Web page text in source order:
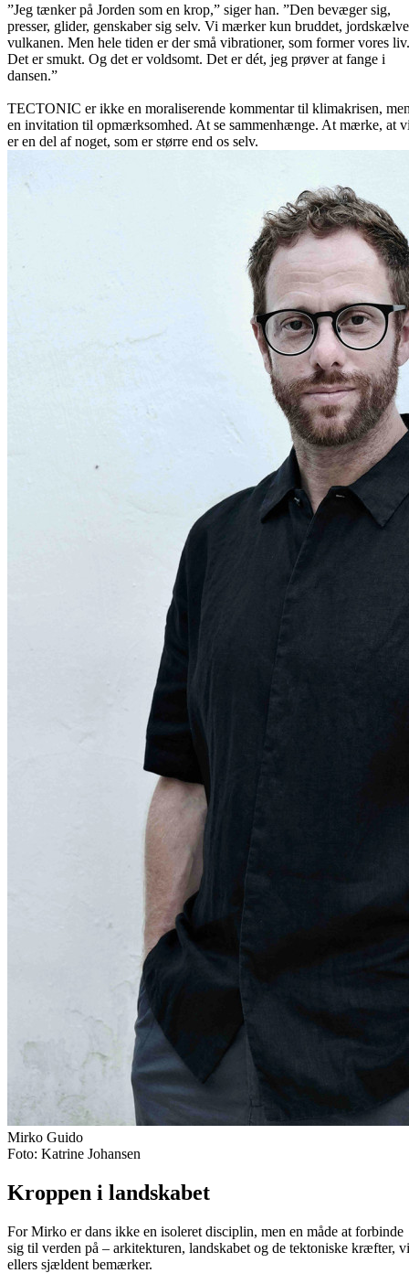
”Jeg tænker på Jorden som en krop,” siger han. ”Den bevæger sig,
presser, glider, genskaber sig selv. Vi mærker kun bruddet,
vulkanen. Men hele tiden er der små vibrationer, som former vores liv.
Det er smukt. Og det er voldsomt. Det er dét, jeg prøver at fange i
dansen.”
TECTONIC er ikke en moraliserende kommentar til klimakrisen,
en invitation til opmærksomhed. At se sammenhænge. At mærke, at
er en del af noget, som er større end os selv.
Mirko Guido
Foto: Katrine Johansen
Kroppen i landskabet
For Mirko er dans ikke en isoleret disciplin, men en måde at forbinde
sig til verden på – arkitekturen, landskabet og de tektoniske kræfter, vi
ellers sjældent bemærker.